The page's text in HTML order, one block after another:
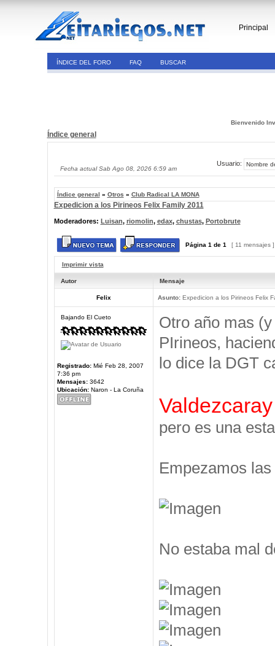
Principal
ÍNDICE DEL FORO FAQ BUSCAR
Bienvenido
Índice general
Fecha actual Sab Ago 08, 2026 6:59 am
Usuario:
Índice general » Otros » Club Radical LA MONA
Expedicion a los Pirineos Felix Family 2011
Moderadores: Luisan, riomolin, edax, chustas, Portobrute
Página 1 de 1 [ 11 mensajes
Imprimir vista
Autor Mensaje
Felix Asunto:Expedicion a los Pirineos Felix
Bajando El Cueto
Registrado:Mié Feb 28, 2007
7:36 pm
Mensajes:3642
Ubicación:Naron - La Coruña
Otro año mas
PIrineos,
lo dice la DGT
Valdezcaray
pero es una
Empezamos
No estaba mal